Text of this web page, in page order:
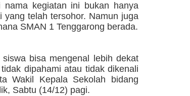
nama kegiatan ini bukan hanya
telah tersohor. Namun juga
SMAN 1 Tenggarong berada.
bisa mengenal lebih dekat
dipahami atau tidak dikenali
Wakil Kepala Sekolah bidang
Sabtu (14/12) pagi.